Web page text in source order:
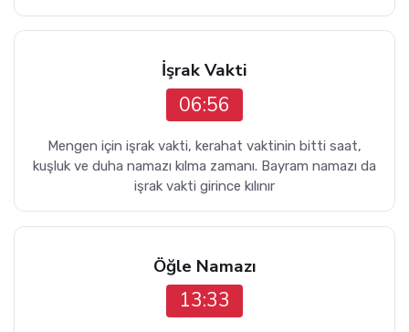
İşrak Vakti
06:56
Mengen için işrak vakti, kerahat vaktinin bitti saat,
kuşluk ve duha namazı kılma zamanı. Bayram namazı da
işrak vakti girince kılınır
Öğle Namazı
13:33